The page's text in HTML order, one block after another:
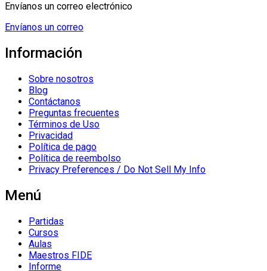
Envíanos un correo electrónico
Envíanos un correo
Información
Sobre nosotros
Blog
Contáctanos
Preguntas frecuentes
Términos de Uso
Privacidad
Política de pago
Política de reembolso
Privacy Preferences / Do Not Sell My Info
Menú
Partidas
Cursos
Aulas
Maestros FIDE
Informe